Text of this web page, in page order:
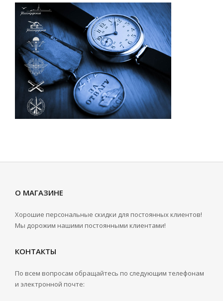
О МАГАЗИНЕ
Хорошие персональные скидки для постоянных клиентов!
Мы дорожим нашими постоянными клиентами!
КОНТАКТЫ
По всем вопросам обращайтесь по следующим телефонам
и электронной почте: